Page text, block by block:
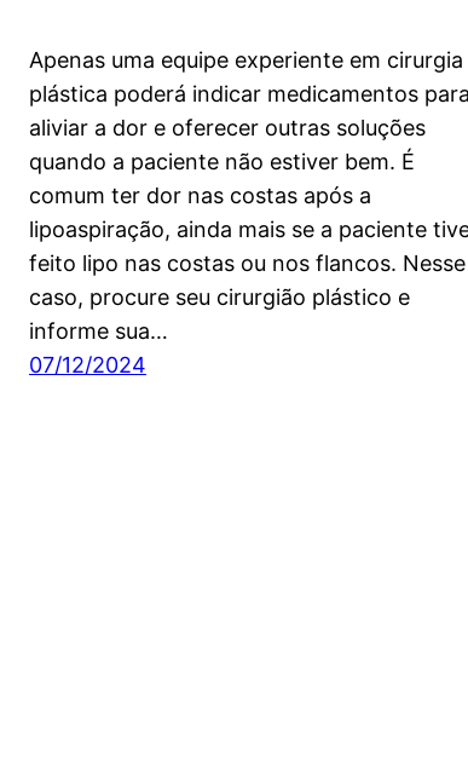
Apenas uma equipe experiente em cirurgia
plástica poderá indicar medicamentos para
aliviar a dor e oferecer outras soluções
quando a paciente não estiver bem. É
comum ter dor nas costas após a
lipoaspiração, ainda mais se a paciente
feito lipo nas costas ou nos flancos. Nesse
caso, procure seu cirurgião plástico e
informe sua…
07/12/2024